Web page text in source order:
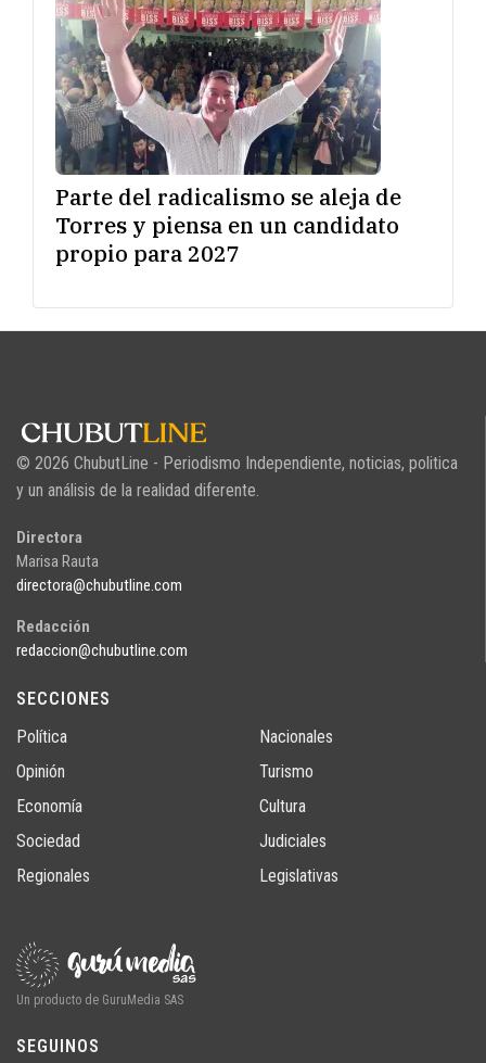
Parte del radicalismo se aleja de
Torres y piensa en un candidato
propio para 2027
© 2026 ChubutLine - Periodismo Independiente, noticias, politica
y un análisis de la realidad diferente.
Directora
Marisa Rauta
directora@chubutline.com
Redacción
redaccion@chubutline.com
SECCIONES
Política
Opinión
Economía
Sociedad
Regionales
Nacionales
Turismo
Cultura
Judiciales
Legislativas
Un producto de GuruMedia SAS
SEGUINOS